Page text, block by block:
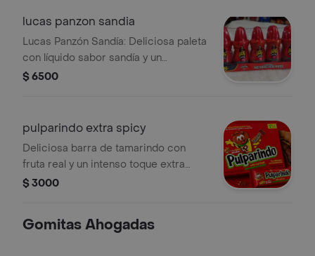
lucas panzon sandia
Lucas Panzón Sandía: Deliciosa paleta
con líquido sabor sandía y un
irresistible toque de chamoy. La
momento.
$ 6500
pulparindo extra spicy
Deliciosa barra de tamarindo con
fruta real y un intenso toque extra
picante. La mezcla perfecta de dulce,
$ 3000
Gomitas Ahogadas